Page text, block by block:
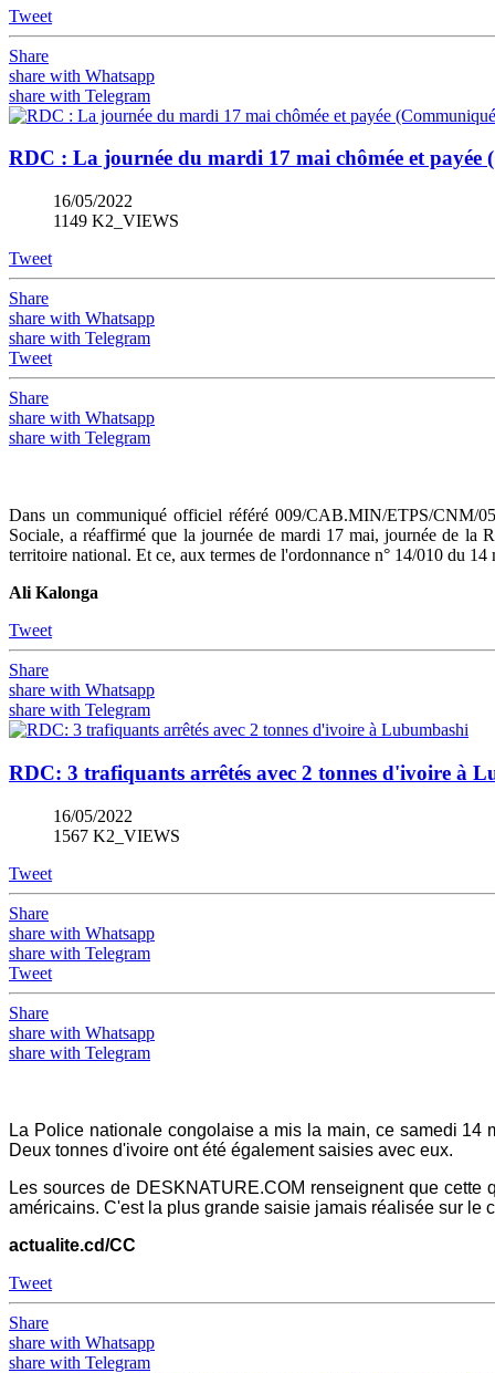
Tweet
Share
share with Whatsapp
share with Telegram
RDC : La journée du mardi 17 mai chômée et payée
16/05/2022
1149 K2_VIEWS
Tweet
Share
share with Whatsapp
share with Telegram
Tweet
Share
share with Whatsapp
share with Telegram
Dans un communiqué officiel référé 009/CAB.MIN/ETPS/CNM/
Sociale, a réaffirmé que la journée de mardi 17 mai, journée de la
territoire national. Et ce, aux termes de l'ordonnance n° 14/010 du
Ali Kalonga
Tweet
Share
share with Whatsapp
share with Telegram
RDC: 3 trafiquants arrêtés avec 2 tonnes d'ivoire à
16/05/2022
1567 K2_VIEWS
Tweet
Share
share with Whatsapp
share with Telegram
Tweet
Share
share with Whatsapp
share with Telegram
La Police nationale congolaise a mis la main, ce samedi 14
Deux tonnes d'ivoire ont été également saisies avec eux.
Les sources de DESKNATURE.COM renseignent que
américains. C'est la plus grande saisie jamais réalisée sur le
actualite.cd/CC
Tweet
Share
share with Whatsapp
share with Telegram